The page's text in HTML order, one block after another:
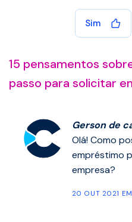
Sim
15 pensamentos
passo para solicitar
Gerson de
Olá! Como
empréstimo
empresa?
20 OUT 2021